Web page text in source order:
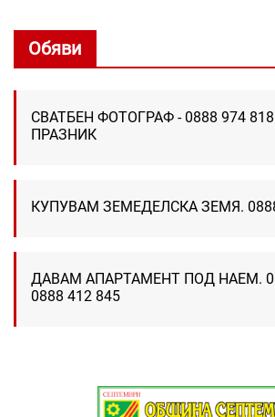
Обяви
СВАТБЕН ФОТОГРАФ - 0888 974
ПРАЗНИК
КУПУВАМ ЗЕМЕДЕЛСКА ЗЕМЯ.
ДАВАМ АПАРТАМЕНТ ПОД НАЕМ.
0888 412 845